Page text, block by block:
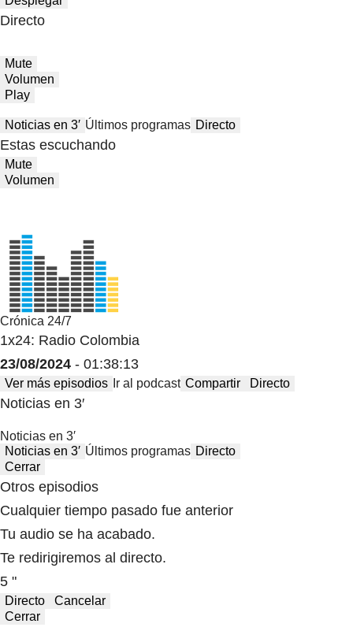
Directo
Mute
Volumen
Play
Noticias en 3′ Últimos programas Directo
Estas escuchando
Mute
Volumen
Crónica 24/7
1x24: Radio Colombia
23/08/2024 - 01:38:13
Ver más episodios Ir al podcast Compartir Directo
Noticias en 3′
Noticias en 3′
Noticias en 3′ Últimos programas Directo
Cerrar
Otros episodios
Cualquier tiempo pasado fue anterior
Tu audio se ha acabado.
Te redirigiremos al directo.
5 "
Directo
Cancelar
Cerrar